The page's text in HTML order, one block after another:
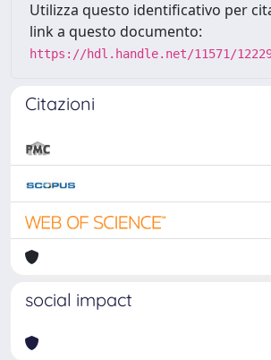
Utilizza questo identificativo per
link a questo documento:
https://hdl.handle.net/11571/
Citazioni
social impact